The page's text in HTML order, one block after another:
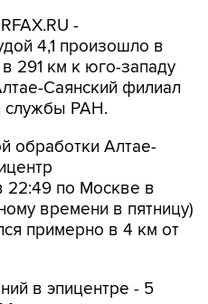
-
4,1 произошло в
291 км к юго-западу
Саянский филиал
службы РАН.
обработки Алтае-
22:49 по Москве в
времени в пятницу)
примерно в 4 км от
в эпицентре - 5